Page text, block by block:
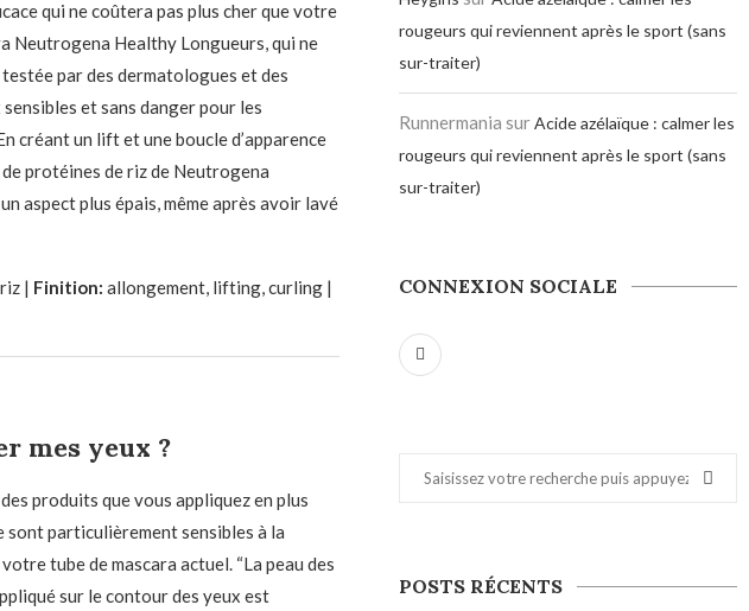
qui ne coûtera pas plus cher que votre
Neutrogena Healthy Longueurs, qui ne
par des dermatologues et des
et sans danger pour les
créant un lift et une boucle d’apparence
protéines de riz de Neutrogena
aspect plus épais, même après avoir lavé
| Finition: allongement, lifting, curling |
mes yeux ?
produits que vous appliquez en plus
sont particulièrement sensibles à la
tube de mascara actuel. “La peau des
sur le contour des yeux est
rougeurs qui reviennent après le sport (sans
sur-traiter)
Runnermania surAcide azélaïque : calmer les
rougeurs qui reviennent après le sport (sans
sur-traiter)
CONNEXION SOCIALE
POSTS RÉCENTS